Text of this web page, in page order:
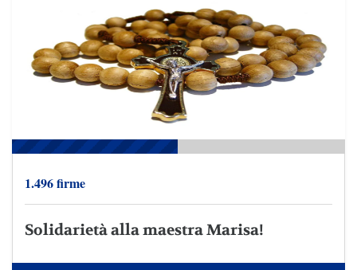
1.496 firme
Solidarietà alla maestra Marisa!